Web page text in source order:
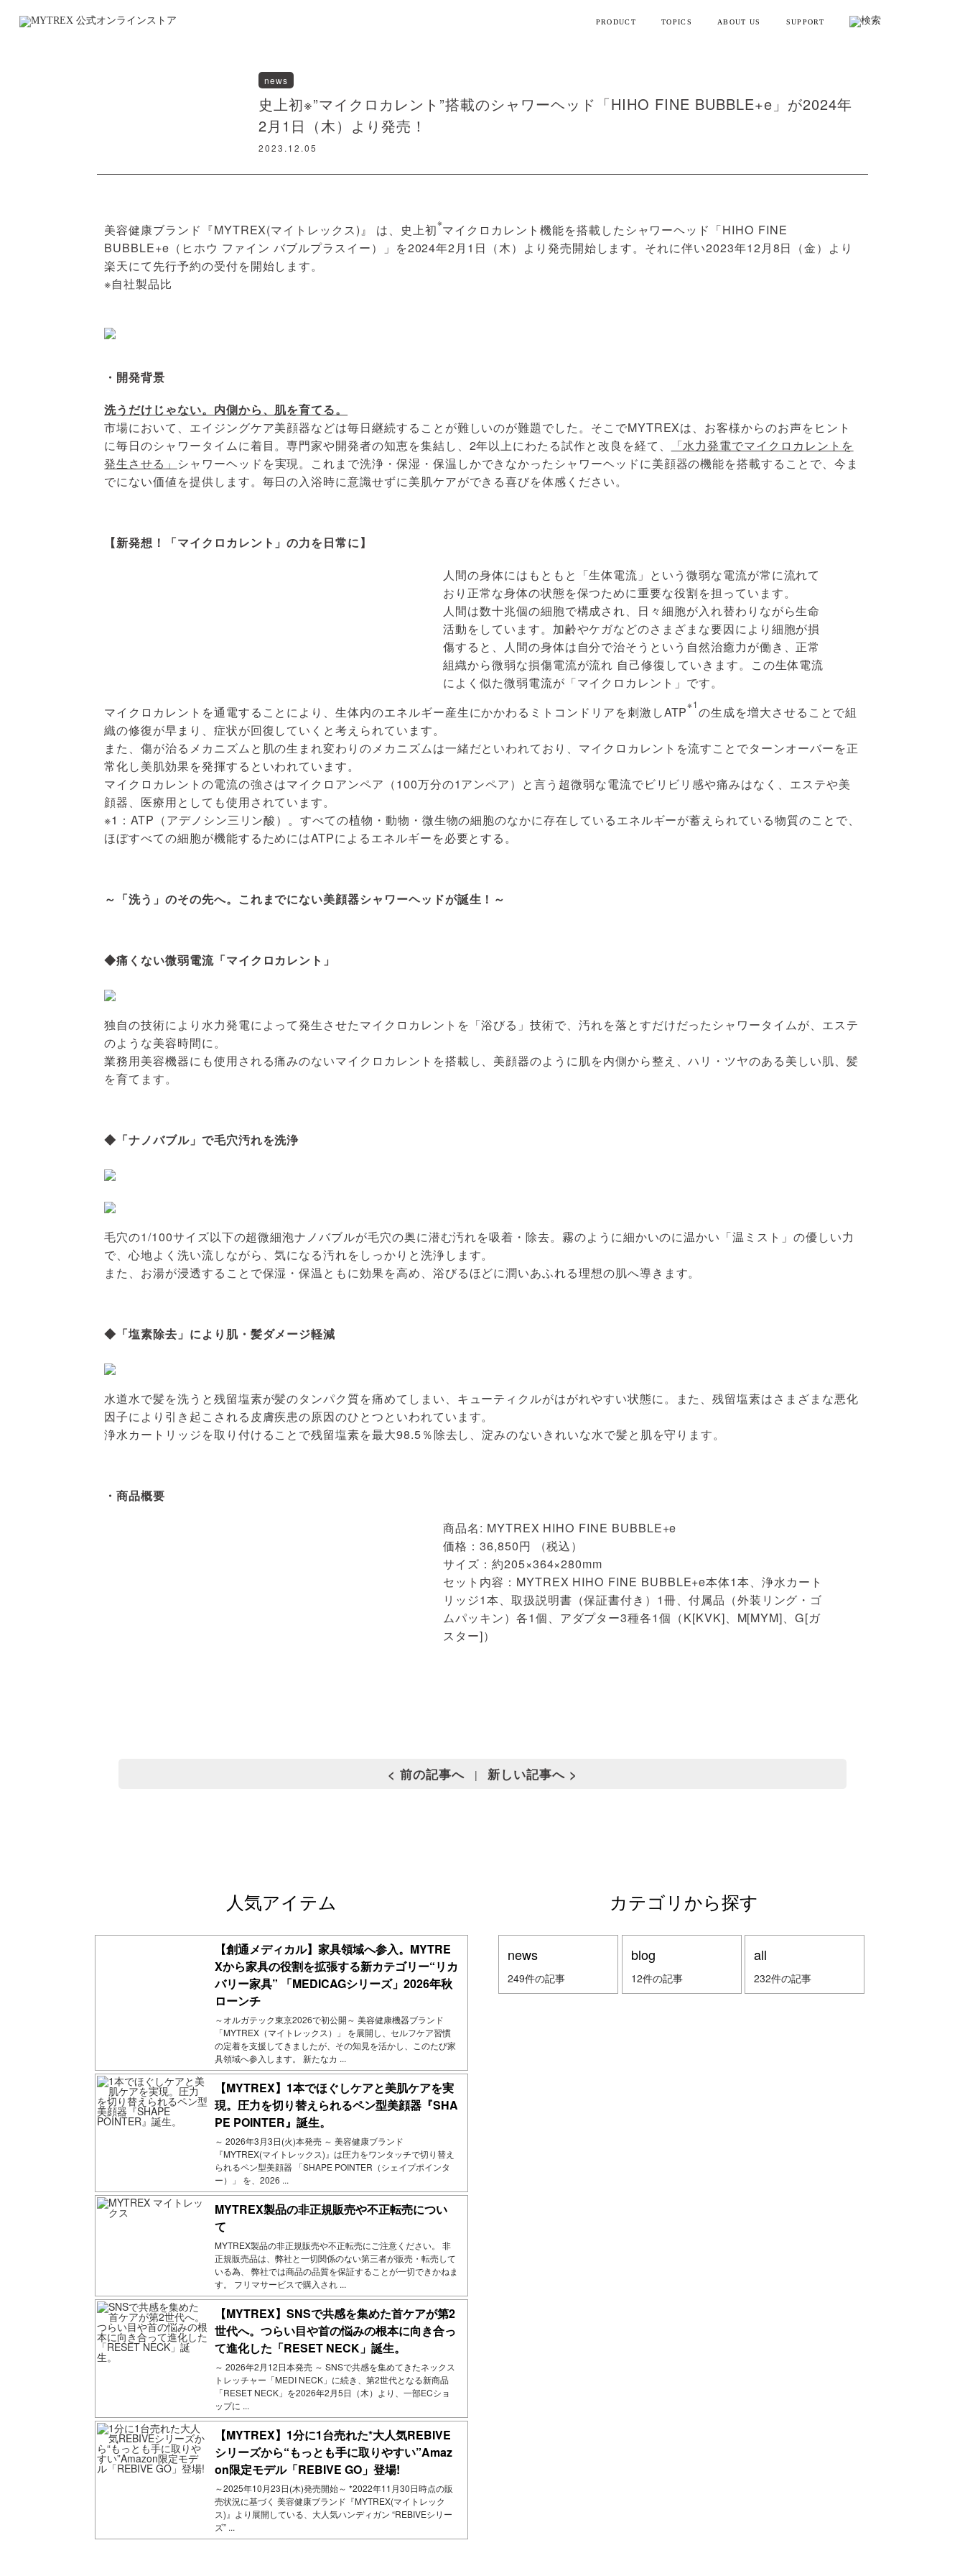
PRODUCT
シリーズ別ラインアップ
TOPICS ABOUT US SUPPORT
news
史上初※”マイクロカレント”搭載のシャワーヘッド「HIHO FINE BUBBLE+e」が2024年
2月1日（木）より発売！
2023.12.05
美容健康ブランド『MYTREX(マイトレックス)』 は、史上初※マイクロカレント機能を搭載したシャワーヘッド「HIHO FINE
BUBBLE+e（ヒホウ ファイン バブルプラスイー）」を2024年2月1日（木）より発売開始します。それに伴い2023年12月8日（金）より
楽天にて先行予約の受付を開始します。
※自社製品比
・開発背景
洗うだけじゃない。内側から、肌を育てる。
市場において、エイジングケア美顔器などは毎日継続することが難しいのが難題でした。そこでMYTREXは、お客様からのお声をヒント
に毎日のシャワータイムに着目。専門家や開発者の知恵を集結し、2年以上にわたる試作と改良を経て、
「水力発電でマイクロカレントを
発生させる」 シャワーヘッドを実現。これまで洗浄・保湿・保温しかできなかったシャワーヘッドに美顔器の機能を搭載することで、今ま
でにない価値を提供します。毎日の入浴時に意識せずに美肌ケアができる喜びを体感ください。
【新発想！「マイクロカレント」の力を日常に】
人間の身体にはもともと「生体電流」という微弱な電流が常に流れて
おり正常な身体の状態を保つために重要な役割を担っています。
人間は数十兆個の細胞で構成され、日々細胞が入れ替わりながら生命
活動をしています。加齢やケガなどのさまざまな要因により細胞が損
傷すると、人間の身体は自分で治そうという自然治癒力が働き、正常
組織から微弱な損傷電流が流れ 自己修復していきます。この生体電流
によく似た微弱電流が「マイクロカレント」です。
マイクロカレントを通電することにより、生体内のエネルギー産生にかかわるミトコンドリアを刺激しATP※1の生成を増大させることで組
織の修復が早まり、症状が回復していくと考えられています。
また、傷が治るメカニズムと肌の生まれ変わりのメカニズムは一緒だといわれており、マイクロカレントを流すことでターンオーバーを正
常化し美肌効果を発揮するといわれています。
マイクロカレントの電流の強さはマイクロアンペア（100万分の1アンペア）と言う超微弱な電流でビリビリ感や痛みはなく、エステや美
顔器、医療用としても使用されています。
※1：ATP（アデノシン三リン酸）。すべての植物・動物・微生物の細胞のなかに存在しているエネルギーが蓄えられている物質のことで、
ほぼすべての細胞が機能するためにはATPによるエネルギーを必要とする。
～「洗う」のその先へ。これまでにない美顔器シャワーヘッドが誕生！～
◆痛くない微弱電流「マイクロカレント」
独自の技術により水力発電によって発生させたマイクロカレントを「浴びる」技術で、汚れを落とすだけだったシャワータイムが、エステ
のような美容時間に。
業務用美容機器にも使用される痛みのないマイクロカレントを搭載し、美顔器のように肌を内側から整え、ハリ・ツヤのある美しい肌、髪
を育てます。
◆「ナノバブル」で毛穴汚れを洗浄
毛穴の1/100サイズ以下の超微細泡ナノバブルが毛穴の奥に潜む汚れを吸着・除去。霧のように細かいのに温かい「温ミスト」の優しい力
で、心地よく洗い流しながら、気になる汚れをしっかりと洗浄します。
また、お湯が浸透することで保湿・保温ともに効果を高め、浴びるほどに潤いあふれる理想の肌へ導きます。
◆「塩素除去」により肌・髪ダメージ軽減
水道水で髪を洗うと残留塩素が髪のタンパク質を痛めてしまい、キューティクルがはがれやすい状態に。また、残留塩素はさまざまな悪化
因子により引き起こされる皮膚疾患の原因のひとつといわれています。
浄水カートリッジを取り付けることで残留塩素を最大98.5％除去し、淀みのないきれいな水で髪と肌を守ります。
・商品概要
商品名: MYTREX HIHO FINE BUBBLE+e
価格：36,850円 （税込）
サイズ：約205×364×280mm
セット内容：MYTREX HIHO FINE BUBBLE+e本体1本、浄水カート
リッジ1本、取扱説明書（保証書付き）1冊、付属品（外装リング・ゴ
ムパッキン）各1個、アダプター3種各1個（K[KVK]、M[MYM]、G[ガ
スター]）
< 前の記事へ | 新しい記事へ >
人気アイテム
【創通メディカル】家具領域へ参入。MYTRE
Xから家具の役割を拡張する新カテゴリー“リカ
バリー家具” 「MEDICAGシリーズ」2026年秋
ローンチ
～オルガテック東京2026で初公開～ 美容健康機器ブランド
「MYTREX（マイトレックス）」 を展開し、セルフケア習慣
の定着を支援してきましたが、その知見を活かし、このたび家
具領域へ参入します。 新たなカ ...
【MYTREX】1本でほぐしケアと美肌ケアを実
現。圧力を切り替えられるペン型美顔器『SHA
PE POINTER』誕生。
～ 2026年3月3日(火)本発売 ～ 美容健康ブランド
『MYTREX(マイトレックス)』は圧力をワンタッチで切り替え
られるペン型美顔器 「SHAPE POINTER（シェイプポインタ
ー）」 を、2026 ...
MYTREX製品の非正規販売や不正転売につい
て
MYTREX製品の非正規販売や不正転売にご注意ください。 非
正規販売品は、弊社と一切関係のない第三者が販売・転売して
いる為、 弊社では商品の品質を保証することが一切できかねま
す。 フリマサービスで購入され ...
【MYTREX】SNSで共感を集めた首ケアが第2
世代へ。つらい目や首の悩みの根本に向き合っ
て進化した「RESET NECK」誕生。
～ 2026年2月12日本発売 ～ SNSで共感を集めてきたネックス
トレッチャー「MEDI NECK」に続き、第2世代となる新商品
「RESET NECK」を2026年2月5日（木）より、一部ECショ
ップに ...
【MYTREX】1分に1台売れた*大人気REBIVE
シリーズから“もっとも手に取りやすい”Amaz
on限定モデル「REBIVE GO」登場!
～2025年10月23日(木)発売開始～ *2022年11月30日時点の販
売状況に基づく 美容健康ブランド『MYTREX(マイトレック
ス)』より展開している、大人気ハンディガン “REBIVEシリー
ズ” ...
カテゴリから探す
news
249件の記事
blog
12件の記事
all
232件の記事